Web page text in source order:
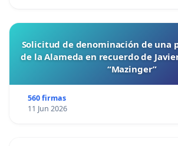
Solicitud de denominación de una
de la Alameda en recuerdo de
“Mazinger”
560 firmas
11 Jun 2026